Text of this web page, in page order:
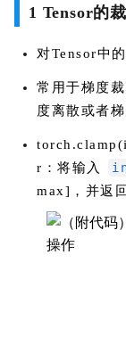
1 Tensor的
对Tensor中
常用于梯度
度离散或者
r：将输入
max]，并返